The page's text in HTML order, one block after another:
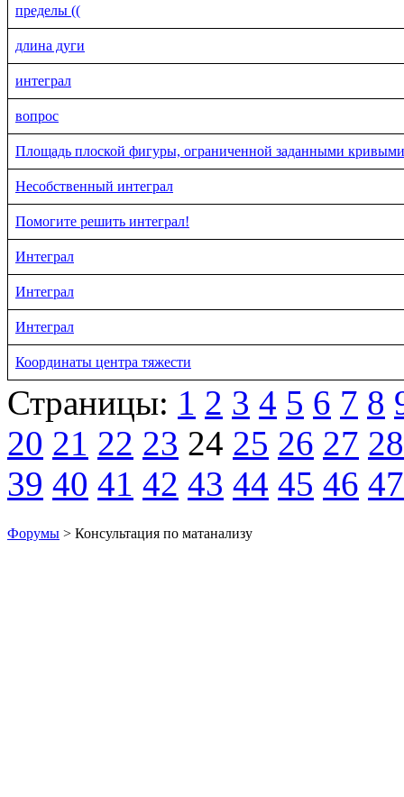
пределы ((
длина дуги
интеграл
вопрос
Площадь плоской фигуры, ограниченной заданными кривыми
Несобственный интеграл
Помогите решить интеграл!
Интеграл
Интеграл
Интеграл
Координаты центра тяжести
Страницы: 1 2 3 4 5 6 7 8
20 21 22 23 24 25 26 27 28
39 40 41 42 43 44 45 46 47
Форумы > Консультация по матанализу